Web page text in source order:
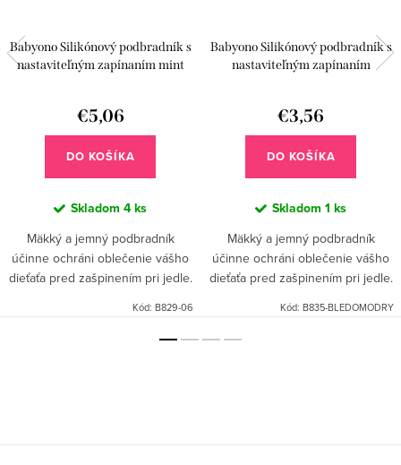
Babyono Silikónový podbradník s
nastaviteľným zapínaním mint
€5,06
DO KOŠÍKA
Skladom 4 ks
Mäkký a jemný podbradník
účinne ochráni oblečenie vášho
dieťaťa pred zašpinením pri jedle.
ktoré zachytáva omrvinky.
Podbradník je vyrobený z...
Kód: B829-06
Babyono Silikónový podbradník s
nastaviteľným zapínaním
€3,56
DO KOŠÍKA
Skladom 1 ks
Mäkký a jemný podbradník
účinne ochráni oblečenie vášho
dieťaťa pred zašpinením pri jedle.
ktoré zachytáva omrvinky.
Podbradník je vyrobený z...
Kód: B835-BLEDOMODRY